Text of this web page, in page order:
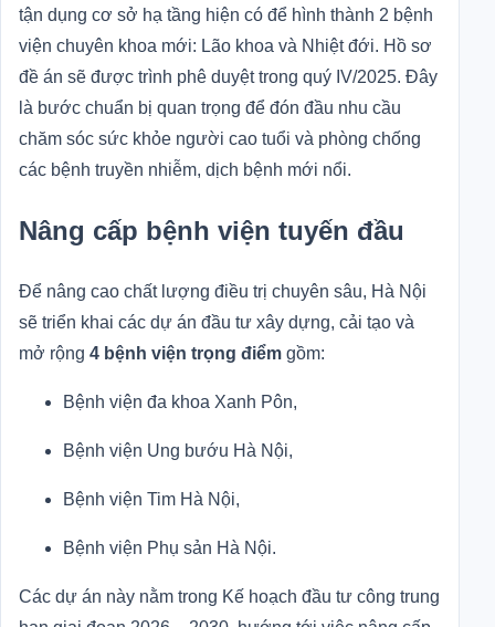
tận dụng cơ sở hạ tầng hiện có để hình thành 2 bệnh
viện chuyên khoa mới: Lão khoa và Nhiệt đới. Hồ sơ
đề án sẽ được trình phê duyệt trong quý IV/2025. Đây
là bước chuẩn bị quan trọng để đón đầu nhu cầu
chăm sóc sức khỏe người cao tuổi và phòng chống
các bệnh truyền nhiễm, dịch bệnh mới nổi.
Nâng cấp bệnh viện tuyến đầu
Để nâng cao chất lượng điều trị chuyên sâu, Hà Nội
sẽ triển khai các dự án đầu tư xây dựng, cải tạo và
mở rộng 4 bệnh viện trọng điểm gồm:
Bệnh viện đa khoa Xanh Pôn,
Bệnh viện Ung bướu Hà Nội,
Bệnh viện Tim Hà Nội,
Bệnh viện Phụ sản Hà Nội.
Các dự án này nằm trong Kế hoạch đầu tư công trung